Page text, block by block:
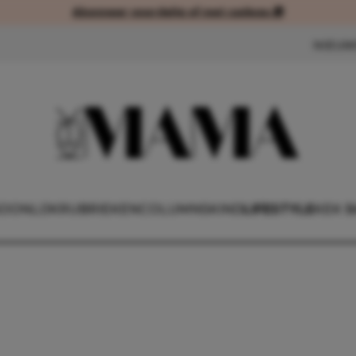
Abonneer voordelig of met cadeau 🎁
Abonneer voordelig of met